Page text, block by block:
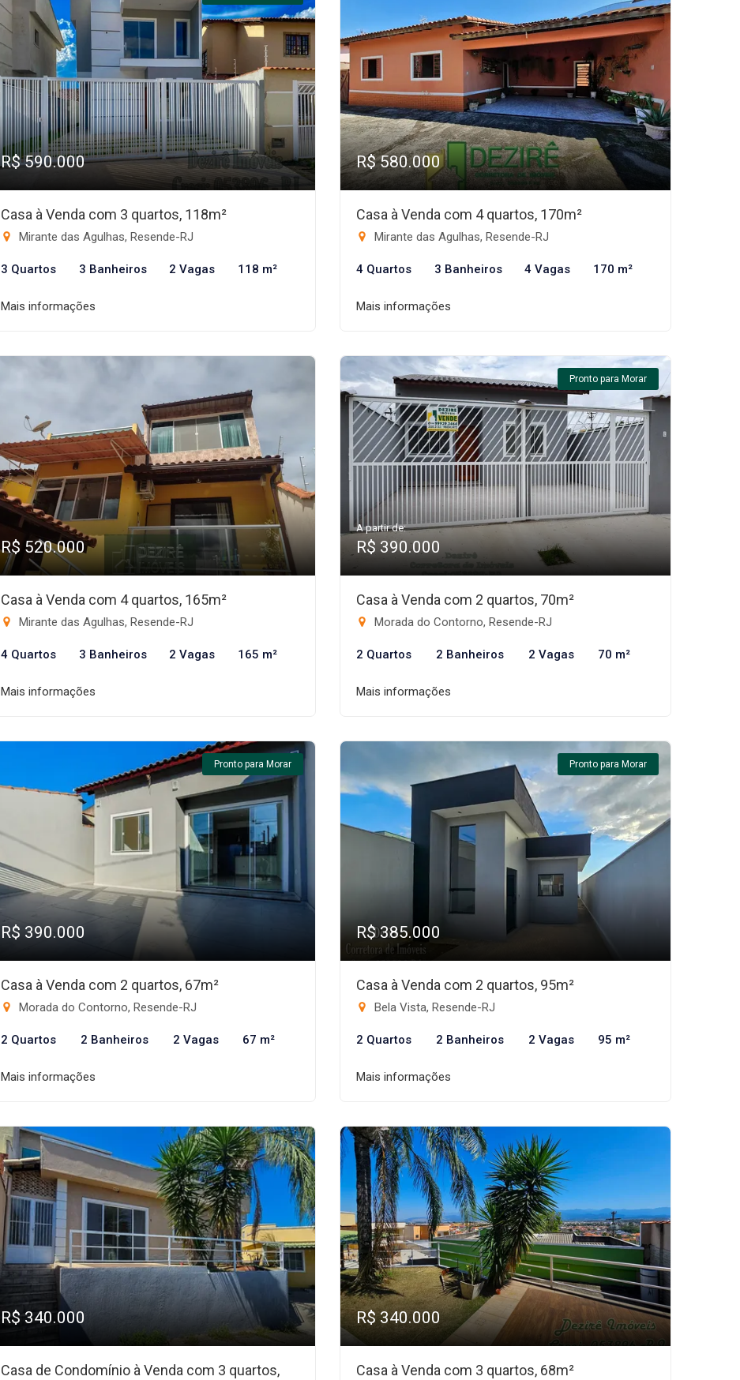
R$ 590.000
Casa à Venda com 3 quartos, 118m²
Mirante das Agulhas, Resende-RJ
3 Quartos 3 Banheiros 2 Vagas 118 m²
Mais informações
R$ 580.000
Casa à Venda com 4 quartos, 170m²
Mirante das Agulhas, Resende-RJ
4 Quartos 3 Banheiros 4 Vagas 170 m²
Mais informações
R$ 520.000
Casa à Venda com 4 quartos, 165m²
Mirante das Agulhas, Resende-RJ
4 Quartos 3 Banheiros 2 Vagas 165 m²
Mais informações
Pronto para Morar
A partir de:
R$ 390.000
Casa à Venda com 2 quartos, 70m²
Morada do Contorno, Resende-RJ
2 Quartos 2 Banheiros 2 Vagas 70 m²
Mais informações
Pronto para Morar
R$ 390.000
Casa à Venda com 2 quartos, 67m²
Morada do Contorno, Resende-RJ
2 Quartos 2 Banheiros 2 Vagas 67 m²
Mais informações
Pronto para Morar
R$ 385.000
Casa à Venda com 2 quartos, 95m²
Bela Vista, Resende-RJ
2 Quartos 2 Banheiros 2 Vagas 95 m²
Mais informações
R$ 340.000
Casa de Condomínio à Venda com 3 quartos,
R$ 340.000
Casa à Venda com 3 quartos, 68m²